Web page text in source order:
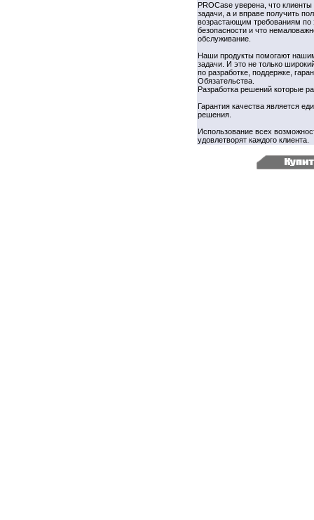
PROCase уверена, что
задачи, а и вправе получить
возрастающим требованиям по
безопасности и что
обслуживание.
Наши продукты помогают
задачи. И это не только
по разработке, поддержке,
Обязательства.
Разработка решений которые
Гарантия качества является
решения.
Использование всех
удовлетворят каждого клиента.